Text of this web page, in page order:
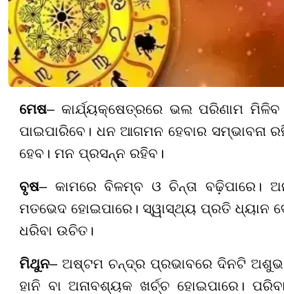
ମେଷ– କାର୍ଯ୍ୟକ୍ଷେତ୍ରରେ ଭଲ ପରିଣାମ
ପାଇପାରିବେ। ଧନ ଆଗମନ ହେବାର ସମ୍ଭାବନା
ହେବ। ମନ ପ୍ରସନ୍ନ ରହିବ।
ବୃଷ– କାମରେ ବିଳମ୍ବ ଓ ଚିନ୍ତା ବଢ଼ିପାରେ।
ମତଭେଦ ହୋଇପାରେ। ସ୍ୱାସ୍ଥ୍ୟ ପ୍ରତି ଧ୍ୟାନ
ଧରିବା ଉଚିତ।
ମିଥୁନ– ଅଷ୍ଟମ ଚନ୍ଦ୍ର ପ୍ରଭାବରେ ଦିନଟି ଅଶୁଭ
ହାନି ବା ଅନାବଶ୍ୟକ ଖର୍ଚ୍ଚ ହୋଇପାରେ।